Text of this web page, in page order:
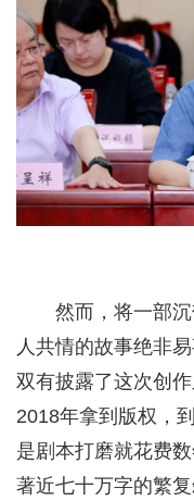
然而，将一部
人共情的故事绝非
双有披露了这次创作
2018年拿到版权，
是剧本打磨就花费
著近七十万字的繁